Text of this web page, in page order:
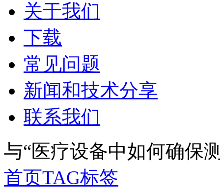
关于我们
下载
常见问题
新闻和技术分享
联系我们
与“医疗设备中如何确保
首页TAG标签